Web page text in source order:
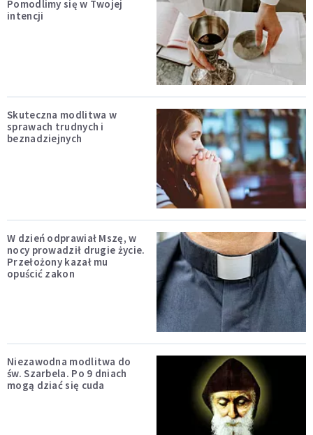
Pomodlimy się w Twojej
intencji
Skuteczna modlitwa w
sprawach trudnych i
beznadziejnych
W dzień odprawiał Mszę, w
nocy prowadził drugie życie.
Przełożony kazał mu
opuścić zakon
Niezawodna modlitwa do
św. Szarbela. Po 9 dniach
mogą dziać się cuda